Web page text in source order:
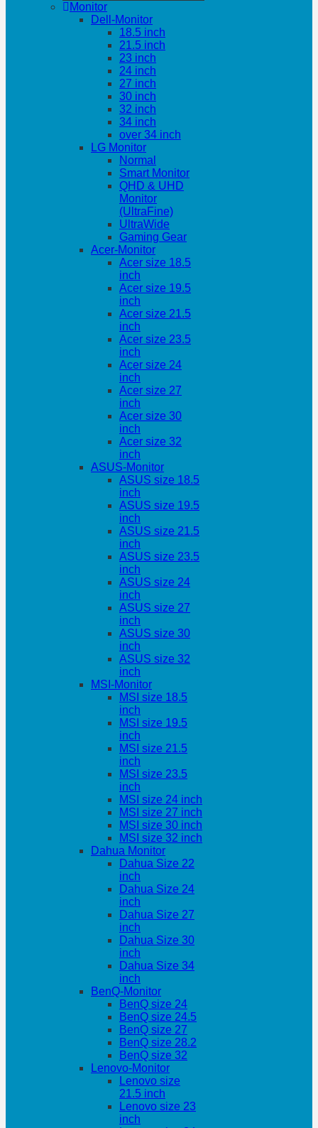
Monitor
Dell-Monitor
18.5 inch
21.5 inch
23 inch
24 inch
27 inch
30 inch
32 inch
34 inch
over 34 inch
LG Monitor
Normal
Smart Monitor
QHD & UHD
Monitor
(UltraFine)
UltraWide
Gaming Gear
Acer-Monitor
Acer size 18.5
inch
Acer size 19.5
inch
Acer size 21.5
inch
Acer size 23.5
inch
Acer size 24
inch
Acer size 27
inch
Acer size 30
inch
Acer size 32
inch
ASUS-Monitor
ASUS size 18.5
inch
ASUS size 19.5
inch
ASUS size 21.5
inch
ASUS size 23.5
inch
ASUS size 24
inch
ASUS size 27
inch
ASUS size 30
inch
ASUS size 32
inch
MSI-Monitor
MSI size 18.5
inch
MSI size 19.5
inch
MSI size 21.5
inch
MSI size 23.5
inch
MSI size 24 inch
MSI size 27 inch
MSI size 30 inch
MSI size 32 inch
Dahua Monitor
Dahua Size 22
inch
Dahua Size 24
inch
Dahua Size 27
inch
Dahua Size 30
inch
Dahua Size 34
inch
BenQ-Monitor
BenQ size 24
BenQ size 24.5
BenQ size 27
BenQ size 28.2
BenQ size 32
Lenovo-Monitor
Lenovo size
21.5 inch
Lenovo size 23
inch